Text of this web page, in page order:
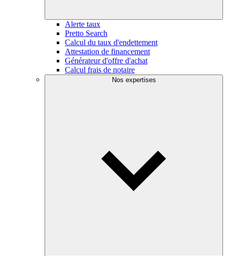
Alerte taux
Pretto Search
Calcul du taux d'endettement
Attestation de financement
Générateur d'offre d'achat
Calcul frais de notaire
Nos expertises